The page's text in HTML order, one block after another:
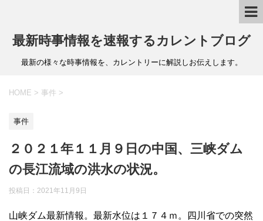
最新時事情報を速報するカレントブログ
最新の様々な時事情報を、カレントリーに解説しお伝えします。
HOME > 事件 >
事件
２０２１年１１月９日の中国、三峡ダム
の長江流域の洪水の状況。
投稿日： 2021年11月9日
山峡ダム最新情報。最新水位は１７４ｍ。四川省での突然